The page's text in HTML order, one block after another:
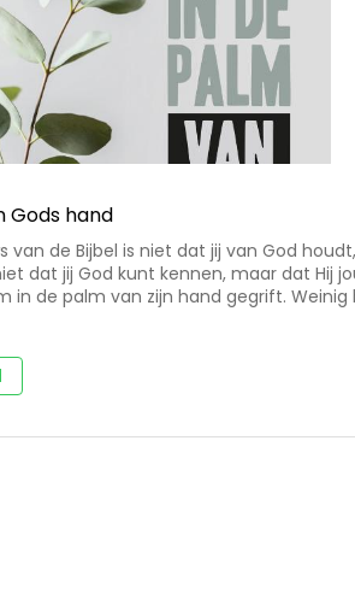
Gods hand
van de Bijbel is niet dat jij van God
dat jij God kunt kennen, maar dat Hij
in de palm van zijn hand gegrift. Weinig
en kracht; ze bieden woorden voor
Lucado schreef korte overdenkingen bij
voor elke